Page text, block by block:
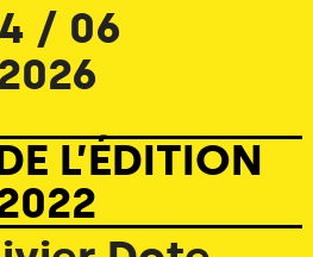
/ 06
2026
L’ÉDITION